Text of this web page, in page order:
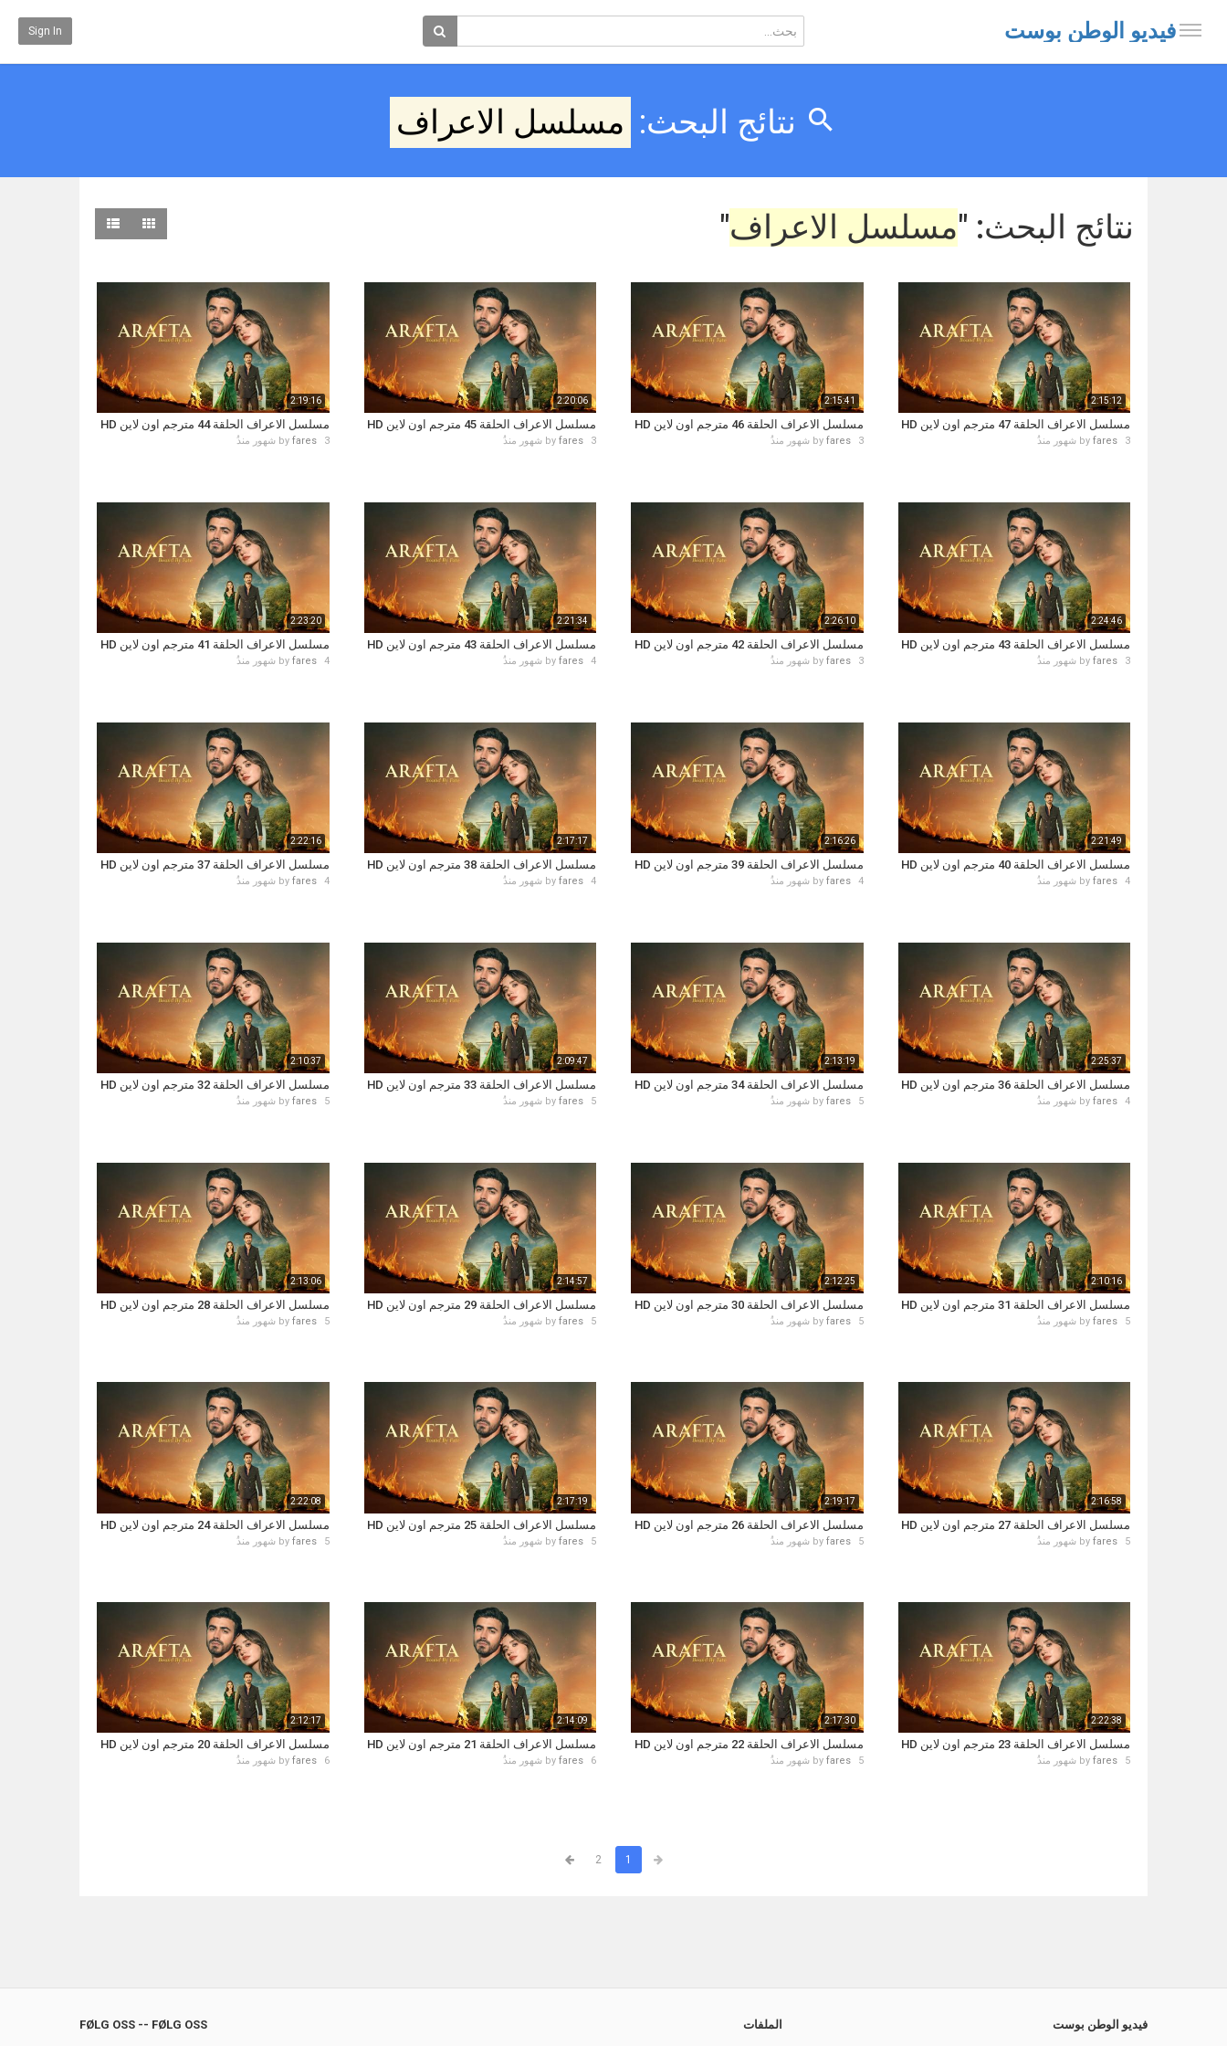
فيديو الوطن بوست Sign In
نتائج البحث: مسلسل الاعراف
نتائج البحث: "مسلسل الاعراف"
2:15:12
مسلسل الاعراف الحلقة 47 مترجم اون لاين HD
by fares 3 شهور منذُ
2:15:41
مسلسل الاعراف الحلقة 46 مترجم اون لاين HD
by fares 3 شهور منذُ
2:20:06
مسلسل الاعراف الحلقة 45 مترجم اون لاين HD
by fares 3 شهور منذُ
2:19:16
مسلسل الاعراف الحلقة 44 مترجم اون لاين HD
by fares 3 شهور منذُ
2:24:46
مسلسل الاعراف الحلقة 43 مترجم اون لاين HD
by fares 3 شهور منذُ
2:26:10
مسلسل الاعراف الحلقة 42 مترجم اون لاين HD
by fares 3 شهور منذُ
2:21:34
مسلسل الاعراف الحلقة 43 مترجم اون لاين HD
by fares 4 شهور منذُ
2:23:20
مسلسل الاعراف الحلقة 41 مترجم اون لاين HD
by fares 4 شهور منذُ
2:21:49
مسلسل الاعراف الحلقة 40 مترجم اون لاين HD
by fares 4 شهور منذُ
2:16:26
مسلسل الاعراف الحلقة 39 مترجم اون لاين HD
by fares 4 شهور منذُ
2:17:17
مسلسل الاعراف الحلقة 38 مترجم اون لاين HD
by fares 4 شهور منذُ
2:22:16
مسلسل الاعراف الحلقة 37 مترجم اون لاين HD
by fares 4 شهور منذُ
2:25:37
مسلسل الاعراف الحلقة 36 مترجم اون لاين HD
by fares 4 شهور منذُ
2:13:19
مسلسل الاعراف الحلقة 34 مترجم اون لاين HD
by fares 5 شهور منذُ
2:09:47
مسلسل الاعراف الحلقة 33 مترجم اون لاين HD
by fares 5 شهور منذُ
2:10:37
مسلسل الاعراف الحلقة 32 مترجم اون لاين HD
by fares 5 شهور منذُ
2:10:16
مسلسل الاعراف الحلقة 31 مترجم اون لاين HD
by fares 5 شهور منذُ
2:12:25
مسلسل الاعراف الحلقة 30 مترجم اون لاين HD
by fares 5 شهور منذُ
2:14:57
مسلسل الاعراف الحلقة 29 مترجم اون لاين HD
by fares 5 شهور منذُ
2:13:06
مسلسل الاعراف الحلقة 28 مترجم اون لاين HD
by fares 5 شهور منذُ
2:16:58
مسلسل الاعراف الحلقة 27 مترجم اون لاين HD
by fares 5 شهور منذُ
2:19:17
مسلسل الاعراف الحلقة 26 مترجم اون لاين HD
by fares 5 شهور منذُ
2:17:19
مسلسل الاعراف الحلقة 25 مترجم اون لاين HD
by fares 5 شهور منذُ
2:22:08
مسلسل الاعراف الحلقة 24 مترجم اون لاين HD
by fares 5 شهور منذُ
2:22:38
مسلسل الاعراف الحلقة 23 مترجم اون لاين HD
by fares 5 شهور منذُ
2:17:30
مسلسل الاعراف الحلقة 22 مترجم اون لاين HD
by fares 5 شهور منذُ
2:14:09
مسلسل الاعراف الحلقة 21 مترجم اون لاين HD
by fares 6 شهور منذُ
2:12:17
مسلسل الاعراف الحلقة 20 مترجم اون لاين HD
by fares 6 شهور منذُ
1
2
فيديو الوطن بوست الملفات FØLG OSS -- FØLG OSS